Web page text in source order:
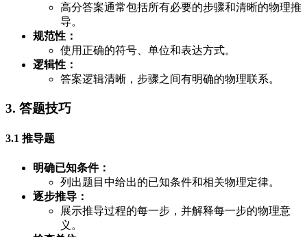
高分答案通常包括所有必要的步骤和清晰的物理推
导。
规范性：
使用正确的符号、单位和表达方式。
逻辑性：
答案逻辑清晰，步骤之间有明确的物理联系。
3. 答题技巧
3.1 推导题
明确已知条件：
列出题目中给出的已知条件和相关物理定律。
逐步推导：
展示推导过程的每一步，并解释每一步的物理意
义。